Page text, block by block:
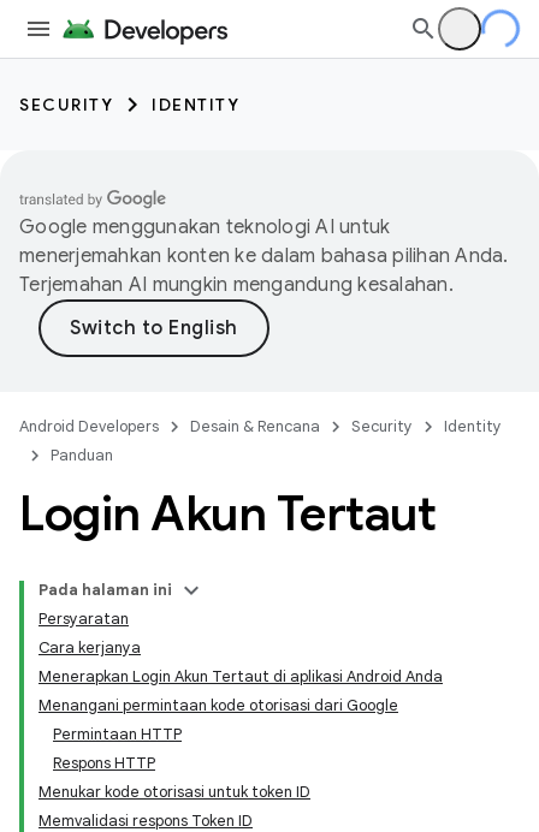
SECURITY IDENTITY
Google menggunakan teknologi AI untuk
menerjemahkan konten ke dalam bahasa pilihan Anda.
Terjemahan AI mungkin mengandung kesalahan.
Android Developers Desain & Rencana Security
Identity
Panduan
Login Akun Tertaut
Pada halaman ini
Persyaratan
Cara kerjanya
Menerapkan Login Akun Tertaut di aplikasi Android Anda
Menangani permintaan kode otorisasi dari Google
Permintaan HTTP
Respons HTTP
Menukar kode otorisasi untuk token ID
Memvalidasi respons Token ID